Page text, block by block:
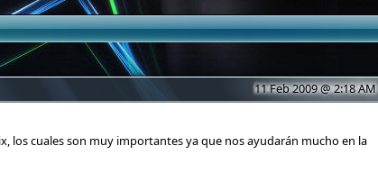
11 Feb 2009 @ 2:18 AM
los cuales son muy importantes ya que nos ayudarán mucho en la